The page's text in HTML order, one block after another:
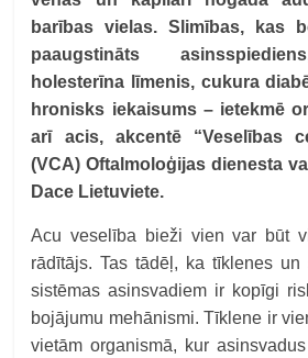
barības vielas. Slimības, kas
paaugstināts
holesterīna līmenis, cukura
hronisks iekaisums – ietekmē
arī acis, akcentē “Veselības
(VCA) Oftalmoloģijas dienesta
Dace Lietuviete.
Acu veselība bieži vien var būt
rādītājs. Tas tādēļ, ka tīklenes un
sistēmas asinsvadiem ir kopīgi
bojājumu mehānismi. Tīklene ir
vietām organismā, kur